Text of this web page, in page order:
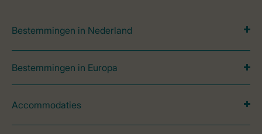
Bestemmingen in Nederland
Bestemmingen in Europa
Accommodaties